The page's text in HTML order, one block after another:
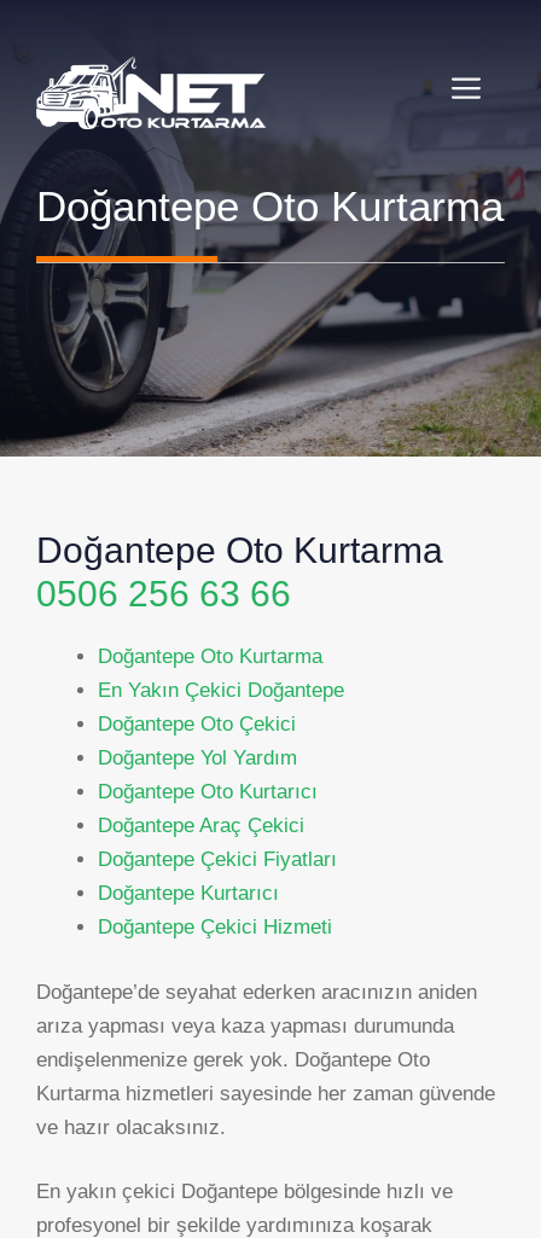
MENÜ
Doğantepe Oto Kurtarma
Doğantepe Oto Kurtarma
0506 256 63 66
Doğantepe Oto Kurtarma
En Yakın Çekici Doğantepe
Doğantepe Oto Çekici
Doğantepe Yol Yardım
Doğantepe Oto Kurtarıcı
Doğantepe Araç Çekici
Doğantepe Çekici Fiyatları
Doğantepe Kurtarıcı
Doğantepe Çekici Hizmeti
Doğantepe’de seyahat ederken aracınızın aniden
arıza yapması veya kaza yapması durumunda
endişelenmenize gerek yok. Doğantepe Oto
Kurtarma hizmetleri sayesinde her zaman güvende
ve hazır olacaksınız.
En yakın çekici Doğantepe bölgesinde hızlı ve
profesyonel bir şekilde yardımınıza koşarak